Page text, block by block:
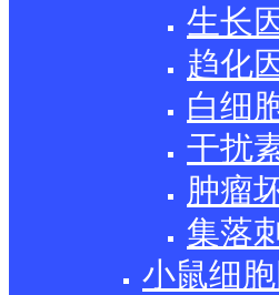
生长
趋化
白细
干扰
肿瘤
集落
小鼠细